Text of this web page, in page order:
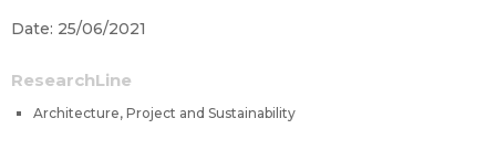
Date: 25/06/2021
ResearchLine
Architecture, Project and Sustainability